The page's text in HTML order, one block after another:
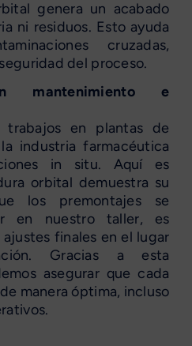
genera un acabado
ni residuos. Esto ayuda
cruzadas,
del proceso.
mantenimiento e
trabajos en plantas de
industria farmacéutica
in situ. Aquí es
orbital demuestra su
los premontajes se
en nuestro taller, es
finales en el lugar
Gracias a esta
asegurar que cada
manera óptima, incluso